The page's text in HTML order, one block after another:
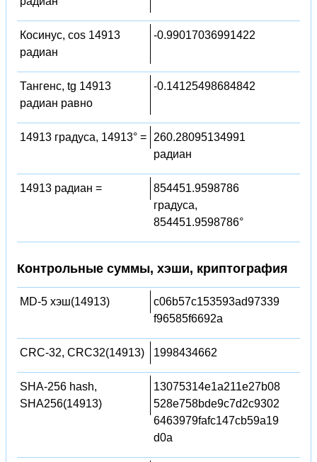
Косинус, cos 14913
радиан
-0.99017036991422
Тангенс, tg 14913
радиан равно
-0.14125498684842
14913 градуса, 14913° =
260.28095134991
радиан
14913 радиан =
854451.9598786
градуса,
854451.9598786°
Контрольные суммы, хэши, криптография
MD-5 хэш(14913)
c06b57c153593ad97339
f96585f6692a
CRC-32, CRC32(14913) 1998434662
SHA-256 hash,
SHA256(14913)
13075314e1a211e27b08
528e758bde9c7d2c9302
6463979fafc147cb59a19
d0a